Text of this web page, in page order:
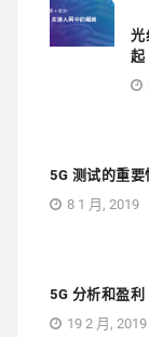
光
起
5G 测试的重要
8 1 月, 2019
5G 分析和盈利
19 2 月, 2019